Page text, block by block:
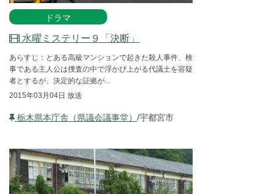
ドラマ
水曜ミステリー９「決断」
あらすじ：とある高級マンションで起きた殺人事件、検
事である主人公は捜査の中で浮かび上がる代議士を容疑
者とするが、決定的な証拠が...
2015年03月04日 放送
栃木県本庁舎（県議会議事堂） /宇都宮市